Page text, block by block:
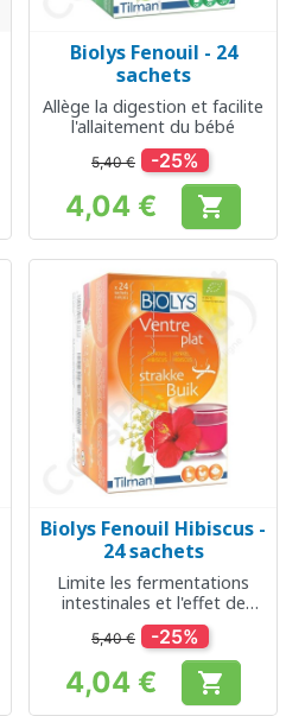
Biolys Fenouil - 24
sachets
Allège la digestion et facilite
l'allaitement du bébé
5,40 € -25%
Prix
4,04 € 
Biolys Fenouil Hibiscus -
24 sachets
Limite les fermentations
intestinales et l'effet de
ballonnement
5,40 € -25%
Prix
4,04 € 